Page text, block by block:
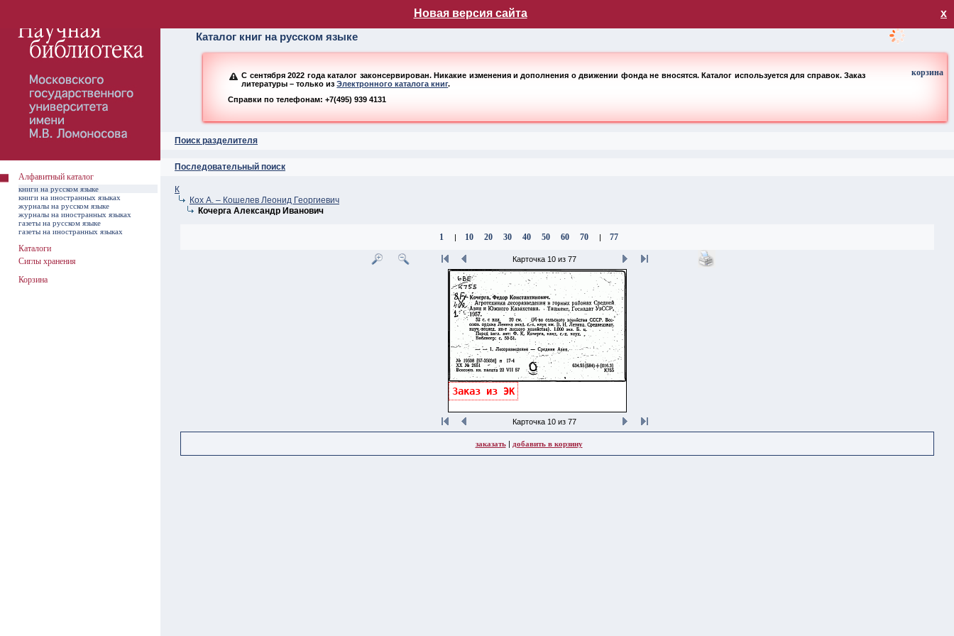
Новая версия сайта х
Каталог книг на русском языке
С сентября 2022 года каталог законсервирован. Никакие изменения и дополнения о движении фонда не вносятся. Каталог используется для справок. Заказ
литературы – только изЭлектронного каталога книг.
Справки по телефонам: +7(495) 939 4131
Поиск разделителя
Последовательный поиск
корзина
К
Кох А. – Кошелев Леонид Георгиевич
Кочерга Александр Иванович
1 | 10 20 30 40 50 60 70 | 77
Карточка 10 из 77
Заказ из ЭК
Карточка 10 из 77
заказать| добавить в корзину
Алфавитный каталог
книги на русском языке
книги на иностранных языках
журналы на русском языке
журналы на иностранных языках
газеты на русском языке
газеты на иностранных языках
Каталоги
Сиглы хранения
Корзина